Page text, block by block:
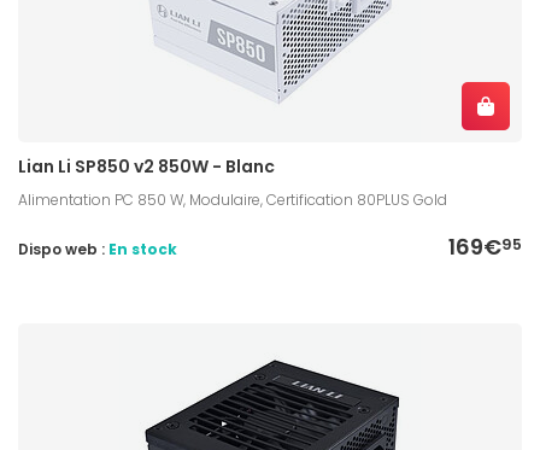
Lian Li SP850 v2 850W - Blanc
Alimentation PC 850 W, Modulaire, Certification 80PLUS Gold
169€95
Dispo web : En stock